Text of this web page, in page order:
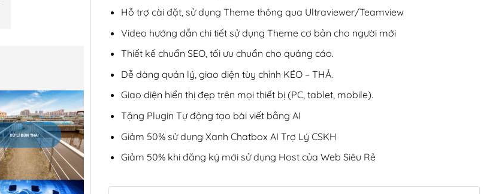
Hỗ trợ cài đặt, sử dụng Theme thông qua Ultraviewer/Teamview
Video hướng dẫn chi tiết sử dụng Theme cơ bản cho người mới
Thiết kế chuẩn SEO, tối ưu chuẩn cho quảng cáo.
Dễ dàng quản lý, giao diện tùy chỉnh KÉO – THẢ.
Giao diện hiển thị đẹp trên mọi thiết bị (PC, tablet, mobile).
Tặng Plugin Tự động tạo bài viết bằng AI
Giảm 50% sử dụng Xanh Chatbox AI Trợ Lý CSKH
Giảm 50% khi đăng ký mới sử dụng Host của Web Siêu Rẻ